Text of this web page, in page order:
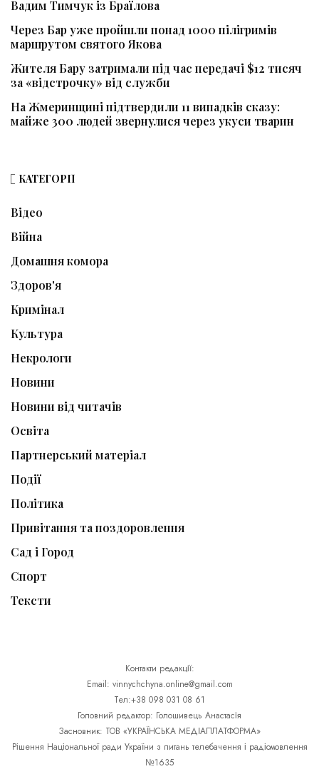
Вадим Тимчук із Браїлова
Через Бар уже пройшли понад 1000 пілігримів
маршрутом святого Якова
Жителя Бару затримали під час передачі $12 тисяч
за «відстрочку» від служби
На Жмеринщині підтвердили 11 випадків сказу:
майже 300 людей звернулися через укуси тварин
КАТЕГОРІЇ
Відео
Війна
Домашня комора
Здоров'я
Кримінал
Культура
Некрологи
Новини
Новини від читачів
Освіта
Партнерський матеріал
Події
Політика
Привітання та поздоровлення
Сад і Город
Спорт
Тексти
Контакти редакції:
Email: vinnychchyna.online@gmail.com
Тел:+38 098 031 08 61
Головний редактор: Голошивець Анастасія
Засновник: ТОВ «УКРАЇНСЬКА МЕДІАПЛАТФОРМА»
Рішення Національної ради України з питань телебачення і радіомовлення
№1635